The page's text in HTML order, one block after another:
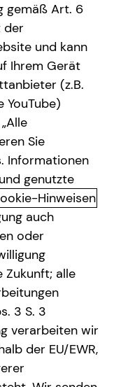
im schönen
Meine Reise in die
in einem
mir bewusst,
mehr für
Erfahrung hat
meines
Diese
qualifizierte und
gemäß Art. 6
der
und kann
Ihrem Gerät
(z.B.
Sie
Informationen
genutzte
Hinweisen
auch
oder
Zukunft; alle
3 S. 3
verarbeiten wir
der EU/EWR,